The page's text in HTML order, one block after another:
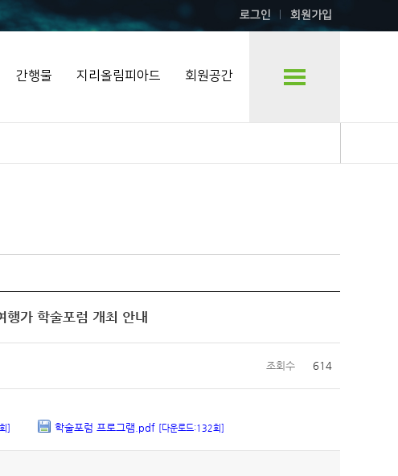
로그인 회원가입
간행물 지리올림피아드 회원공간
가 학술포럼 개최 안내
조회수 614
] 학술포럼 프로그램.pdf [다운로드:132회]